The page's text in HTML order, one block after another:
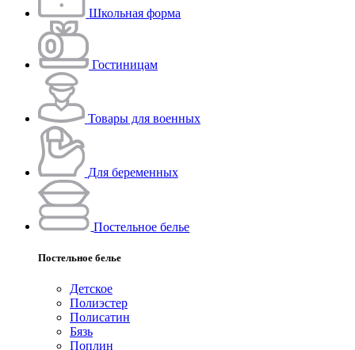
Школьная форма
Гостиницам
Товары для военных
Для беременных
Постельное белье
Постельное белье
Детское
Полиэстeр
Полисатин
Бязь
Поплин